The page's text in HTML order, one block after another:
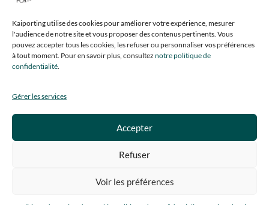
Kaiporting utilise des cookies pour améliorer votre expérience, mesurer
l'audience de notre site et vous proposer des contenus pertinents. Vous
pouvez accepter tous les cookies, les refuser ou personnaliser vos préférences
à tout moment. Pour en savoir plus, consultez notre politique de
confidentialité.
Gérer les services
Accepter
Refuser
Voir les préférences
INFORMATIONS LÉGALES
CGU
Mentions légales
Politique de cookies
SUIVEZ-NOUS